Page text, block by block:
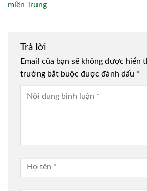
miền Trung
Trả lời
Email của bạn sẽ không được hiển
trường bắt buộc được đánh dấu *